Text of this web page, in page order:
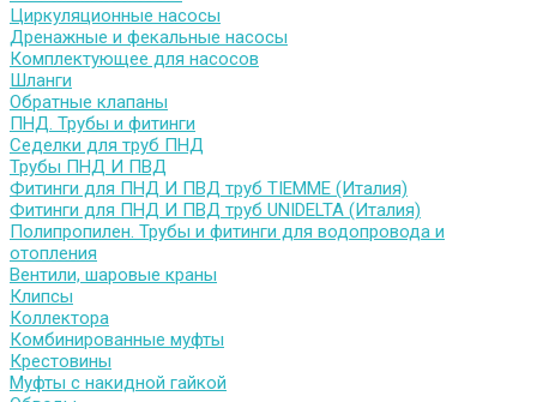
Циркуляционные насосы
Дренажные и фекальные насосы
Комплектующее для насосов
Шланги
Обратные клапаны
ПНД. Трубы и фитинги
Седелки для труб ПНД
Трубы ПНД И ПВД
Фитинги для ПНД И ПВД труб TIEMME (Италия)
Фитинги для ПНД И ПВД труб UNIDELTA (Италия)
Полипропилен. Трубы и фитинги для водопровода и
отопления
Вентили, шаровые краны
Клипсы
Коллектора
Комбинированные муфты
Крестовины
Муфты с накидной гайкой